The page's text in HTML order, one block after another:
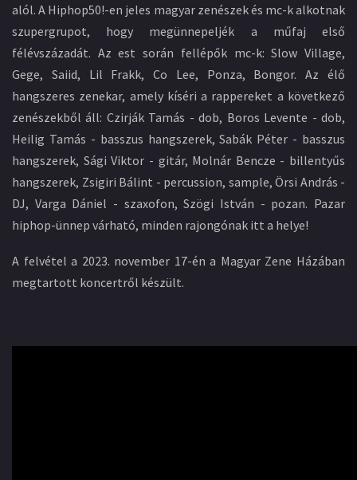
alól. A Hiphop50!-en jeles magyar zenészek és mc-k alkotnak
szupergrupot, hogy megünnepeljék a műfaj első
félévszázadát. Az est során fellépők mc-k: Slow Village,
Gege, Saiid, Lil Frakk, Co Lee, Ponza, Bongor. Az élő
hangszeres zenekar, amely kíséri a rappereket a következő
zenészekből áll: Czirják Tamás - dob, Boros Levente - dob,
Heilig Tamás - basszus hangszerek, Sabák Péter - basszus
hangszerek, Sági Viktor - gitár, Molnár Bencze - billentyűs
hangszerek, Zsigiri Bálint - percussion, sample, Örsi András -
DJ, Varga Dániel - szaxofon, Szögi István - pozan. Pazar
hiphop-ünnep várható, minden rajongónak itt a helye!
A felvétel a 2023. november 17-én a Magyar Zene Házában
megtartott koncertről készült.